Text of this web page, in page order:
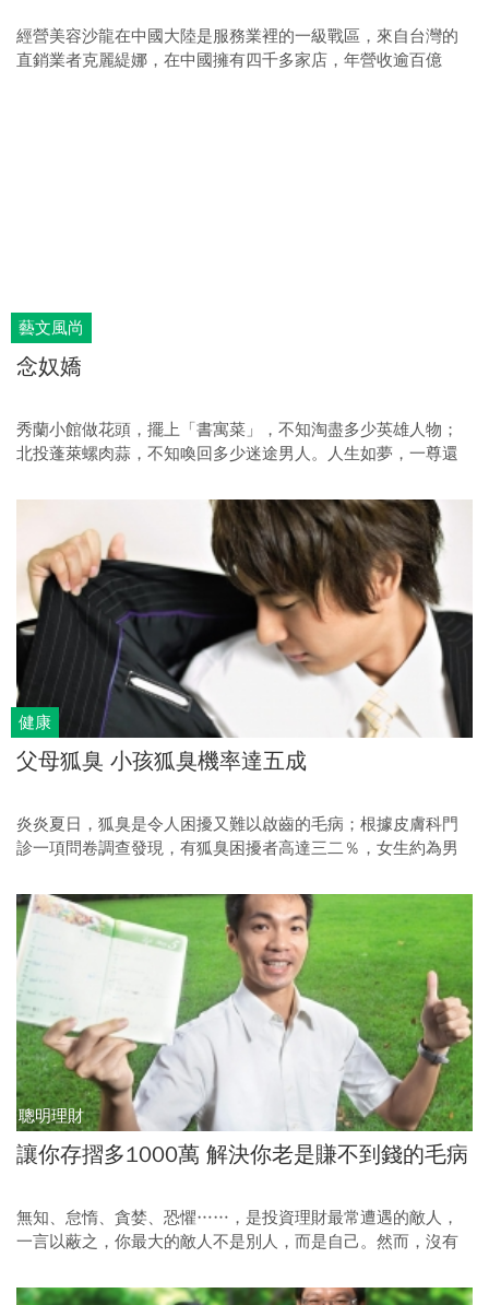
經營美容沙龍在中國大陸是服務業裡的一級戰區，來自台灣的
直銷業者克麗緹娜，在中國擁有四千多家店，年營收逾百億
藝文風尚
念奴嬌
秀蘭小館做花頭，擺上「書寓菜」，不知淘盡多少英雄人物；
北投蓬萊螺肉蒜，不知喚回多少迷途男人。人生如夢，一尊還
健康
父母狐臭 小孩狐臭機率達五成
炎炎夏日，狐臭是令人困擾又難以啟齒的毛病；根據皮膚科門
診一項問卷調查發現，有狐臭困擾者高達三二％，女生約為男
肉、多吃蔬果就可以改善。
聰明理財
讓你存摺多1000萬 解決你老是賺不到錢的毛病
無知、怠惰、貪婪、恐懼……，是投資理財最常遭遇的敵人，
一言以蔽之，你最大的敵人不是別人，而是自己。然而，沒有
達人以實戰經驗萃取出的15個數字力，讓你的人生越算越有智